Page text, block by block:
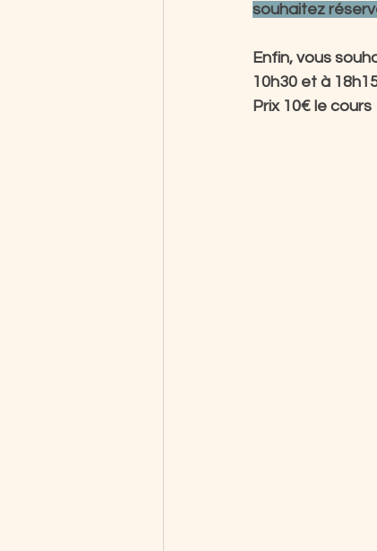
souhaitez
Enfin, vous
10h30 et à
Prix 10€ le cours